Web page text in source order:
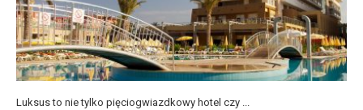
Luksus to nie tylko pięciogwiazdkowy hotel czy ...